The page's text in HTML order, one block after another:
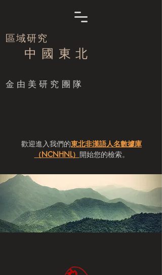
區域研究
中 國 東 北
​金由美研究團隊
歡迎進入我們的東北非漢語人名數據庫
（NCNHNL） 開始您的檢索。